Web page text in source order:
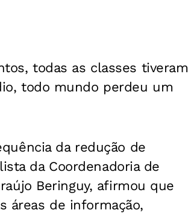
todas as classes tiveram
todo mundo perdeu um
da redução de
da Coordenadoria de
Beringuy, afirmou que
áreas de informação,